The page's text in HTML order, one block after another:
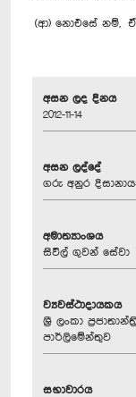
(ආ) නොඑසේ නම්, ඒ
අසන ලද දිනය
2012-11-14
අසන ලද්දේ
ගරු අනුර
අමාත්‍යාංශය
සිවිල් ගුවන් සේවා
ව්‍යවස්ථාදායකය
ශ්‍රී ලංකා
පාර්ලිමේන්තුව
සභාවාරය